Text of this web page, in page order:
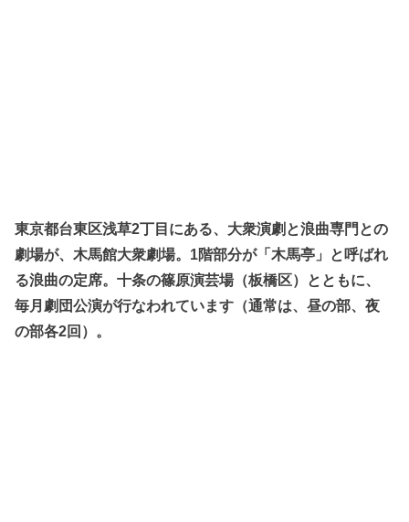
東京都台東区浅草2丁目にある、大衆演劇と浪曲専門との
劇場が、木馬館大衆劇場。1階部分が「木馬亭」と呼ばれ
る浪曲の定席。十条の篠原演芸場（板橋区）とともに、
毎月劇団公演が行なわれています（通常は、昼の部、夜
の部各2回）。